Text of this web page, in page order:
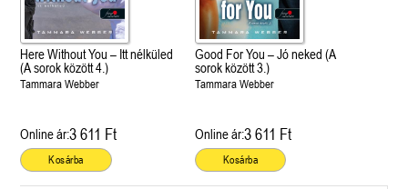
Here Without You – Itt nélküled
(A sorok között 4.)
Tammara Webber
Online ár:3 611 Ft
Kosárba
Good For You – Jó neked (A
sorok között 3.)
Tammara Webber
Online ár:3 611 Ft
Kosárba